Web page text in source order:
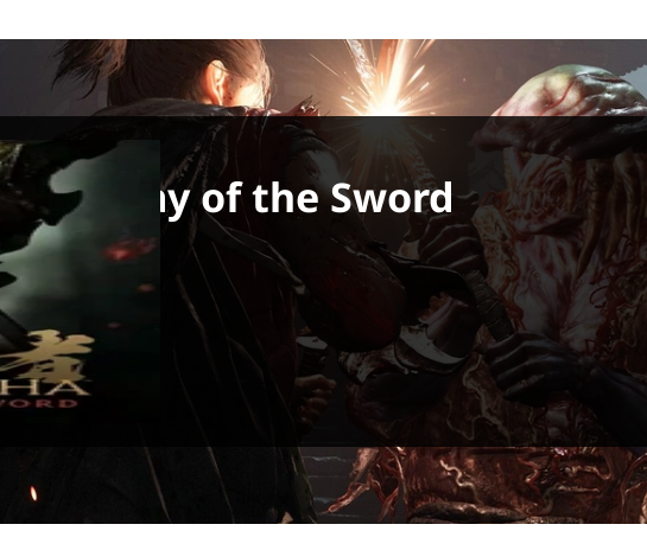
Way of the Sword
settembre 2026
PS5, Xbox Series X